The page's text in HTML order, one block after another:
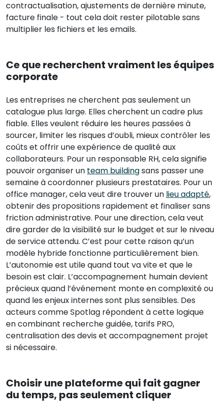
contractualisation, ajustements de dernière minute,
facture finale - tout cela doit rester pilotable sans
multiplier les fichiers et les emails.
Ce que recherchent vraiment les équipes
corporate
Les entreprises ne cherchent pas seulement un
catalogue plus large. Elles cherchent un cadre plus
fiable. Elles veulent réduire les heures passées à
sourcer, limiter les risques d’oubli, mieux contrôler les
coûts et offrir une expérience de qualité aux
collaborateurs. Pour un responsable RH, cela signifie
pouvoir organiser un team buildingsans passer une
semaine à coordonner plusieurs prestataires. Pour un
office manager, cela veut dire trouver un lieu adapté,
obtenir des propositions rapidement et finaliser sans
friction administrative. Pour une direction, cela veut
dire garder de la visibilité sur le budget et sur le niveau
de service attendu. C’est pour cette raison qu’un
modèle hybride fonctionne particulièrement bien.
L’autonomie est utile quand tout va vite et que le
besoin est clair. L’accompagnement humain devient
précieux quand l’événement monte en complexité ou
quand les enjeux internes sont plus sensibles. Des
acteurs comme Spotlag répondent à cette logique
en combinant recherche guidée, tarifs PRO,
centralisation des devis et accompagnement projet
si nécessaire.
Choisir une plateforme qui fait gagner
du temps, pas seulement cliquer